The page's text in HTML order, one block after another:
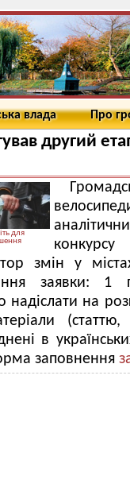
влада Про
другий
для
змін у
заявки:
надіслати на
в
заповнення